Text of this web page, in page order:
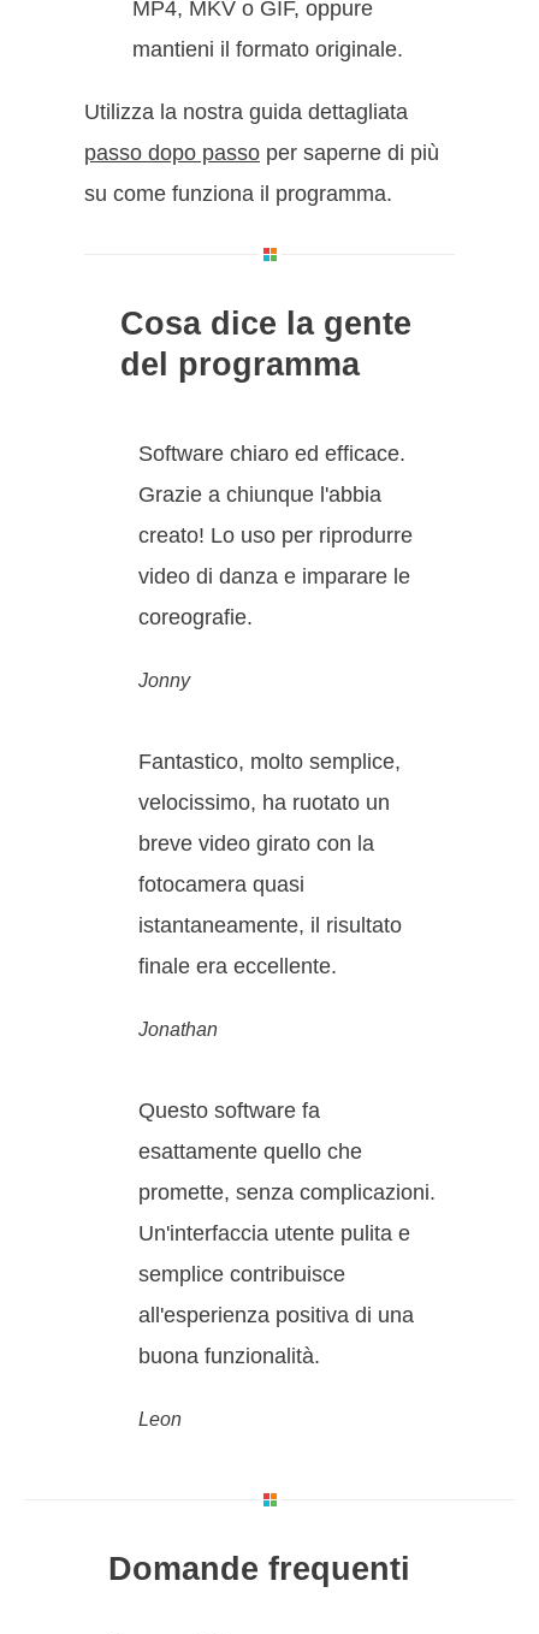
MP4, MKV o GIF, oppure
mantieni il formato originale.
Utilizza la nostra guida dettagliata
passo dopo passo per saperne di più
su come funziona il programma.
Cosa dice la gente
del programma
Software chiaro ed efficace.
Grazie a chiunque l'abbia
creato! Lo uso per riprodurre
video di danza e imparare le
coreografie.
Jonny
Fantastico, molto semplice,
velocissimo, ha ruotato un
breve video girato con la
fotocamera quasi
istantaneamente, il risultato
finale era eccellente.
Jonathan
Questo software fa
esattamente quello che
promette, senza complicazioni.
Un'interfaccia utente pulita e
semplice contribuisce
all'esperienza positiva di una
buona funzionalità.
Leon
Domande frequenti